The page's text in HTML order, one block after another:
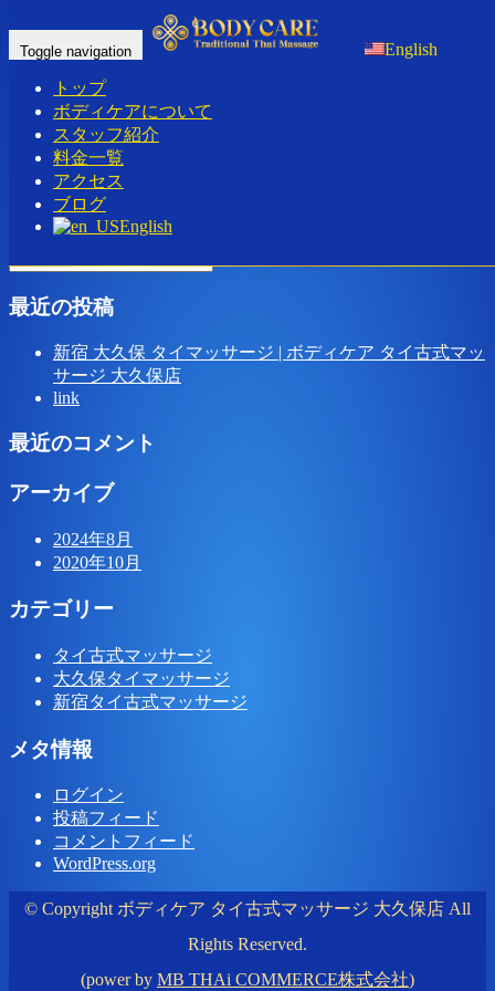
English
Toggle navigation
トップ
ボディケアについて
スタッフ紹介
料金一覧
アクセス
ブログ
English
Home-ミキ(…
ミキ(Miki)ボディケア タイ古式マッサージ｜新宿 新大久保
タイマッサージ
最近の投稿
新宿 大久保 タイマッサージ | ボディケア タイ古式マッ
サージ 大久保店
link
最近のコメント
アーカイブ
2024年8月
2020年10月
カテゴリー
タイ古式マッサージ
大久保タイマッサージ
新宿タイ古式マッサージ
メタ情報
ログイン
投稿フィード
コメントフィード
WordPress.org
© Copyright ボディケア タイ古式マッサージ 大久保店 All
Rights Reserved.
(power by MB THAi COMMERCE株式会社)